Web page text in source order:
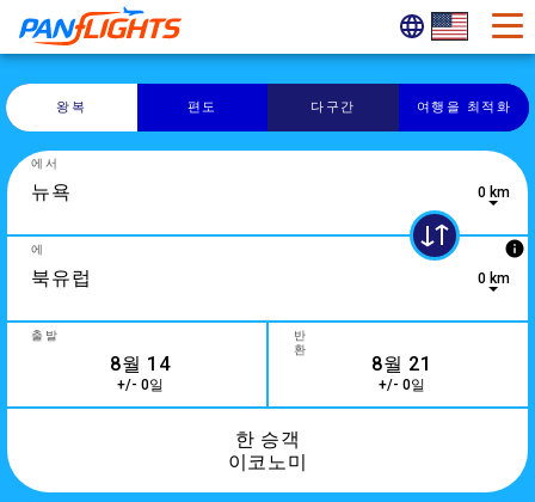
왕복 편도 다구간 여행을 최적화
10 results are available, use up and down arrow keys to
에서
0 km
0 results are available, use up and down arrow keys to
에 info
0 km
출발
+/- 0일
반
환
+/- 0일
한 승객
이코노미